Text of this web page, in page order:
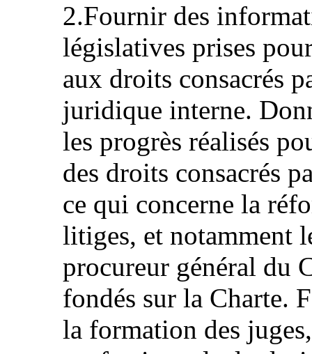
2.Fournir des
législatives prises
aux droits consacrés
juridique interne.
les progrès réalisés
des droits consacrés
ce qui concerne la
litiges, et notamment
procureur général du
fondés sur la Charte.
la formation des